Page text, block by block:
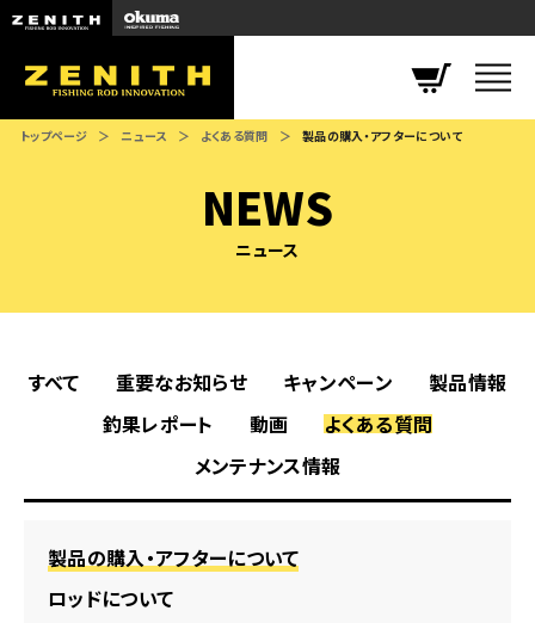
トップページ ニュース よくある質問 製品の購入・アフターについて
NEWS
ニュース
すべて 重要なお知らせ キャンペーン
製品情報
釣果レポート
動画
よくある質問
メンテナンス情報
製品の購入・アフターについて
ロッドについて